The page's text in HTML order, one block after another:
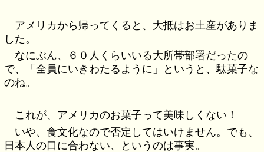
アメリカから帰ってくると、大抵はお土産がありま
した。
なにぶん、６０人くらいいる大所帯部署だったの
で、「全員にいきわたるように」というと、駄菓子な
のね。
これが、アメリカのお菓子って美味しくない！
いや、食文化なので否定してはいけません。でも、
日本人の口に合わない、というのは事実。